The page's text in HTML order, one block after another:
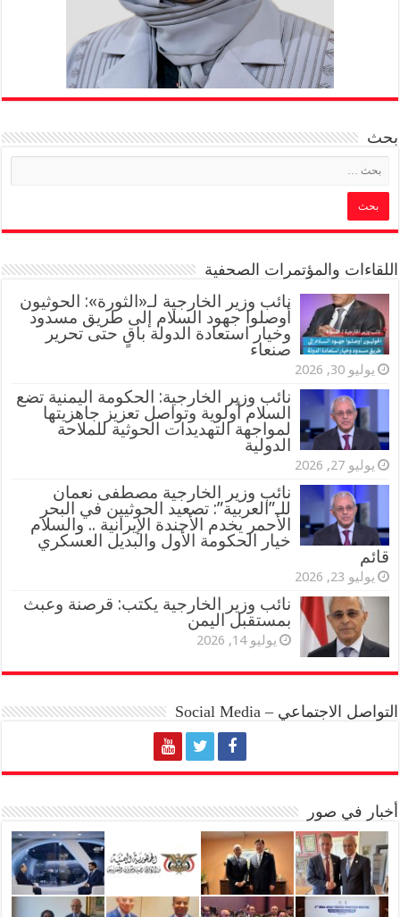
بحث
اللقاءات والمؤتمرات الصحفية
‏نائب وزير الخارجية لـ«الثورة»: الحوثيون
أوصلوا جهود السلام إلى طريق مسدود
وخيار استعادة الدولة باقٍ حتى تحرير
صنعاء
يوليو 30, 2026
نائب وزير الخارجية: الحكومة اليمنية تضع
السلام أولوية وتواصل تعزيز جاهزيتها
لمواجهة التهديدات الحوثية للملاحة
الدولية
يوليو 27, 2026
نائب وزير الخارجية مصطفى نعمان
للـ”العربية”: تصعيد الحوثيين في البحر
الأحمر يخدم الأجندة الإيرانية .. والسلام
خيار الحكومة الأول والبديل العسكري
قائم
يوليو 23, 2026
نائب وزير الخارجية يكتب: قرصنة وعبث
بمستقبل اليمن
يوليو 14, 2026
التواصل الاجتماعي – Social Media
أخبار في صور